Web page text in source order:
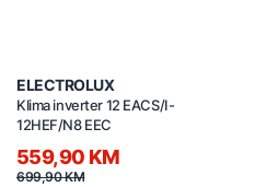
ELECTROLUX
Klima inverter 12 EACS/I-
12HEF/N8 EEC
559,90 KM
699,90 KM